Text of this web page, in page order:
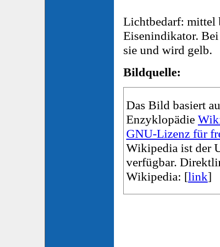
Lichtbedarf: mittel
Eisenindikator.
sie und wird gelb.
Bildquelle:
Das Bild basiert
Enzyklopädie
GNU-Lizenz für
Wikipedia ist der
verfügbar.
Wikipedia: [link]